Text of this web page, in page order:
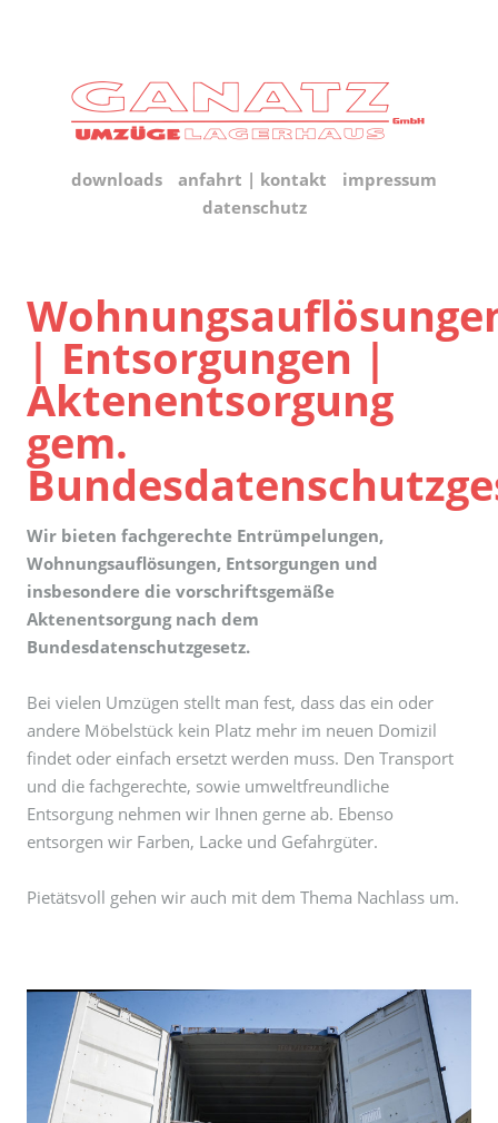
downloads anfahrt | kontakt
impressum
datenschutz
| Entsorgungen |
Aktenentsorgung
gem.
Wir bieten fachgerechte Entrümpelungen,
Wohnungsauflösungen, Entsorgungen und
insbesondere die vorschriftsgemäße
Aktenentsorgung nach dem
Bundesdatenschutzgesetz.
Bei vielen Umzügen stellt man fest, dass das ein oder
andere Möbelstück kein Platz mehr im neuen Domizil
findet oder einfach ersetzt werden muss. Den Transport
und die fachgerechte, sowie umweltfreundliche
Entsorgung nehmen wir Ihnen gerne ab. Ebenso
entsorgen wir Farben, Lacke und Gefahrgüter.
Pietätsvoll gehen wir auch mit dem Thema Nachlass um.